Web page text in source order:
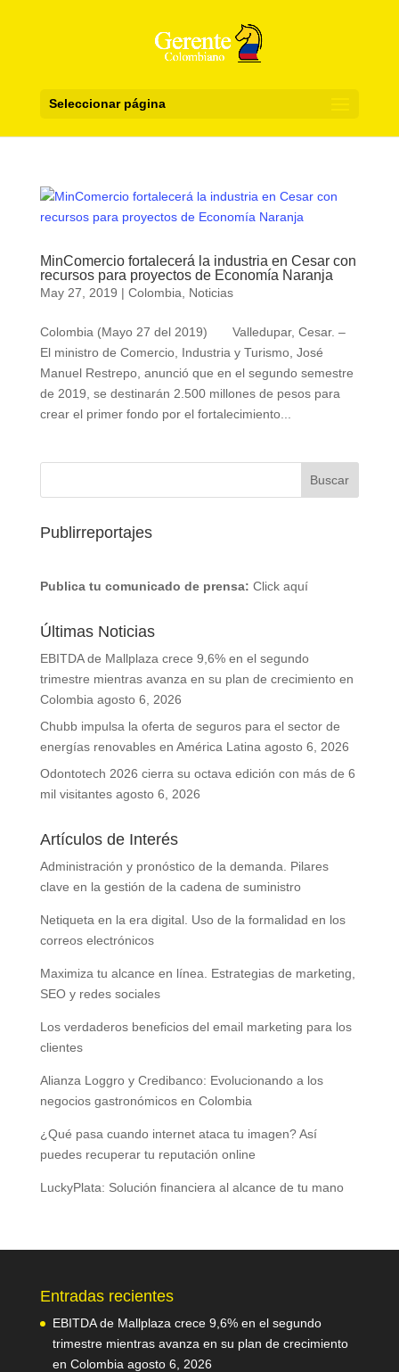
Seleccionar página
MinComercio fortalecerá la industria en Cesar con
recursos para proyectos de Economía Naranja
May 27, 2019 | Colombia Noticias
Colombia (Mayo 27 del 2019) Valledupar, Cesar. –
El ministro de Comercio, Industria y Turismo, José
Manuel Restrepo, anunció que en el segundo semestre
de 2019, se destinarán 2.500 millones de pesos para
crear el primer fondo por el fortalecimiento...
Publirreportajes
Publica tu comunicado de prensa: Click aquí
Últimas Noticias
EBITDA de Mallplaza crece 9,6% en el segundo
trimestre mientras avanza en su plan de crecimiento en
Colombia agosto 6, 2026
Chubb impulsa la oferta de seguros para el sector de
energías renovables en América Latina agosto 6, 2026
Odontotech 2026 cierra su octava edición con más de 6
mil visitantes agosto 6, 2026
Artículos de Interés
Administración y pronóstico de la demanda. Pilares
clave en la gestión de la cadena de suministro
Netiqueta en la era digital. Uso de la formalidad en los
correos electrónicos
Maximiza tu alcance en línea. Estrategias de marketing,
SEO y redes sociales
Los verdaderos beneficios del email marketing para los
clientes
Alianza Loggro y Credibanco: Evolucionando a los
negocios gastronómicos en Colombia
¿Qué pasa cuando internet ataca tu imagen? Así
puedes recuperar tu reputación online
LuckyPlata: Solución financiera al alcance de tu mano
Entradas recientes
EBITDA de Mallplaza crece 9,6% en el segundo
trimestre mientras avanza en su plan de crecimiento
en Colombia agosto 6, 2026